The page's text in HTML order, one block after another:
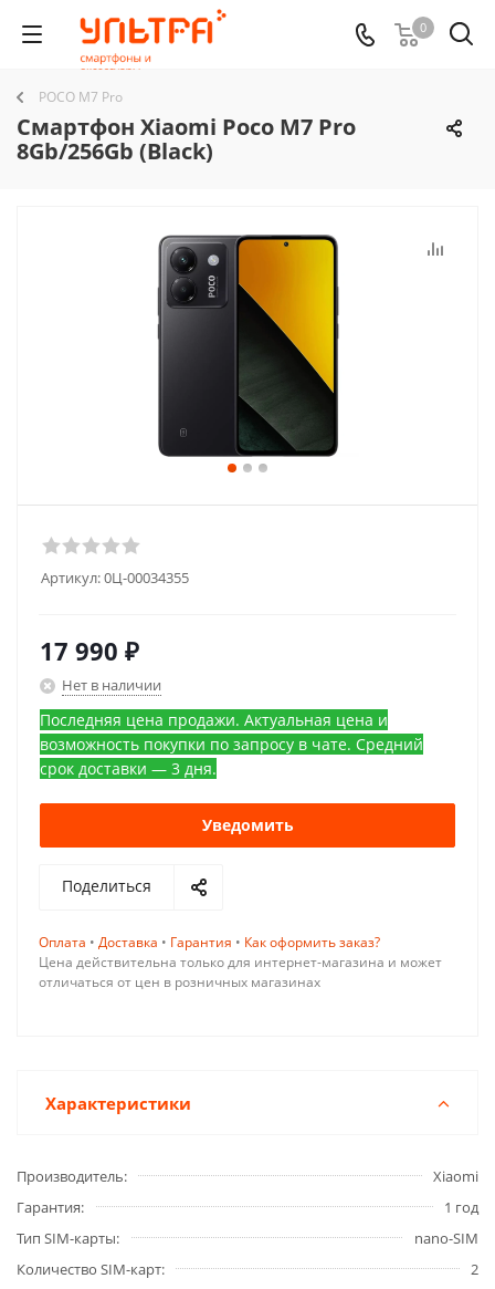
0
POCO M7 Pro
Смартфон Xiaomi Poco M7 Pro
8Gb/256Gb (Black)
Артикул:0Ц-00034355
17 990 ₽
Нет в наличии
Последняя цена продажи. Актуальная цена и
возможность покупки по запросу в чате. Средний
срок доставки — 3 дня.
Уведомить
Поделиться
Оплата • Доставка • Гарантия • Как оформить заказ?
Цена действительна только для интернет-магазина и может
отличаться от цен в розничных магазинах
Характеристики
Производитель
Xiaomi
Гарантия
1 год
Тип SIM-карты
nano-SIM
Количество SIM-карт
2